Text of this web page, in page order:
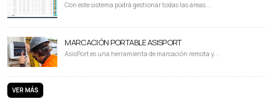
Con este sistema podrá gestionar todas las áreas...
MARCACIÓN PORTABLE ASISPORT
AsisPort es una herramienta de marcación remota y...
VER MÁS